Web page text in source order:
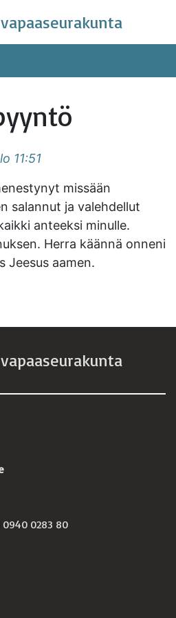
11:51
missään
salannut ja valehdellut
anteeksi minulle.
Herra käännä onneni
Jeesus aamen.
0940 0283 80